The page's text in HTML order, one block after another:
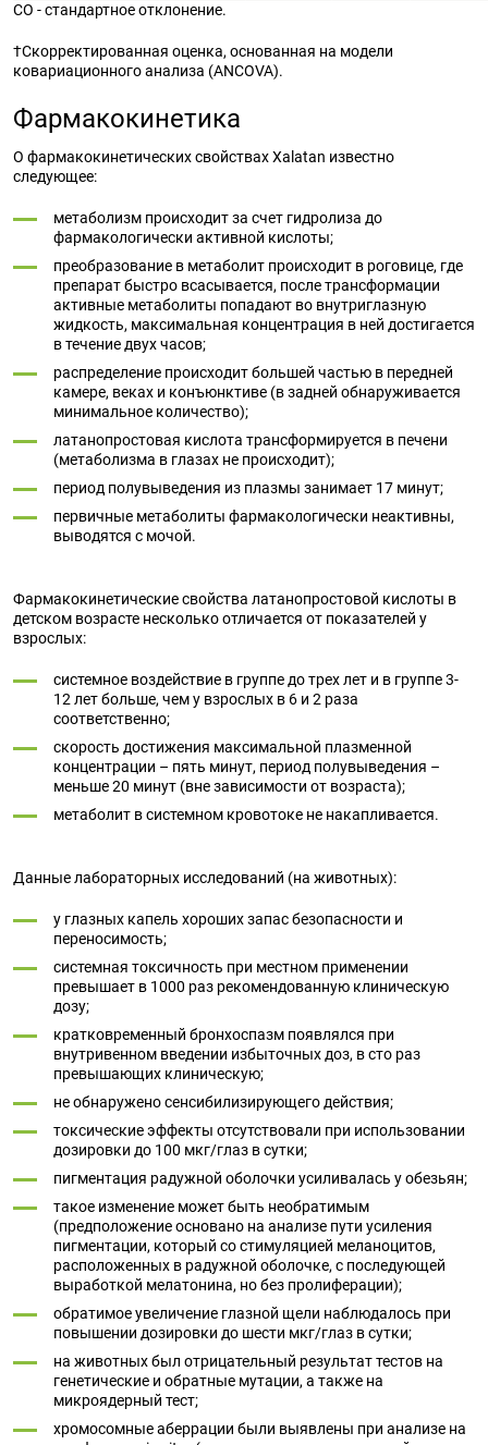
СО - стандартное отклонение.
†Скорректированная оценка, основанная на модели
ковариационного анализа (ANCOVA).
Фармакокинетика
О фармакокинетических свойствах Xalatan известно
следующее:
метаболизм происходит за счет гидролиза до
фармакологически активной кислоты;
преобразование в метаболит происходит в роговице, где
препарат быстро всасывается, после трансформации
активные метаболиты попадают во внутриглазную
жидкость, максимальная концентрация в ней достигается
в течение двух часов;
распределение происходит большей частью в передней
камере, веках и конъюнктиве (в задней обнаруживается
минимальное количество);
латанопростовая кислота трансформируется в печени
(метаболизма в глазах не происходит);
период полувыведения из плазмы занимает 17 минут;
первичные метаболиты фармакологически неактивны,
выводятся с мочой.
Фармакокинетические свойства латанопростовой кислоты в
детском возрасте несколько отличается от показателей у
взрослых:
системное воздействие в группе до трех лет и в группе 3-
12 лет больше, чем у взрослых в 6 и 2 раза
соответственно;
скорость достижения максимальной плазменной
концентрации – пять минут, период полувыведения –
меньше 20 минут (вне зависимости от возраста);
метаболит в системном кровотоке не накапливается.
Данные лабораторных исследований (на животных):
у глазных капель хороших запас безопасности и
переносимость;
системная токсичность при местном применении
превышает в 1000 раз рекомендованную клиническую
дозу;
кратковременный бронхоспазм появлялся при
внутривенном введении избыточных доз, в сто раз
превышающих клиническую;
не обнаружено сенсибилизирующего действия;
токсические эффекты отсутствовали при использовании
дозировки до 100 мкг/глаз в сутки;
пигментация радужной оболочки усиливалась у обезьян;
такое изменение может быть необратимым
(предположение основано на анализе пути усиления
пигментации, который со стимуляцией меланоцитов,
расположенных в радужной оболочке, с последующей
выработкой мелатонина, но без пролиферации);
обратимое увеличение глазной щели наблюдалось при
повышении дозировки до шести мкг/глаз в сутки;
на животных был отрицательный результат тестов на
генетические и обратные мутации, а также на
микроядерный тест;
хромосомные аберрации были выявлены при анализе на